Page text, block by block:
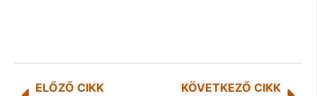
ELŐZŐ CIKK KÖVETKEZŐ CIKK